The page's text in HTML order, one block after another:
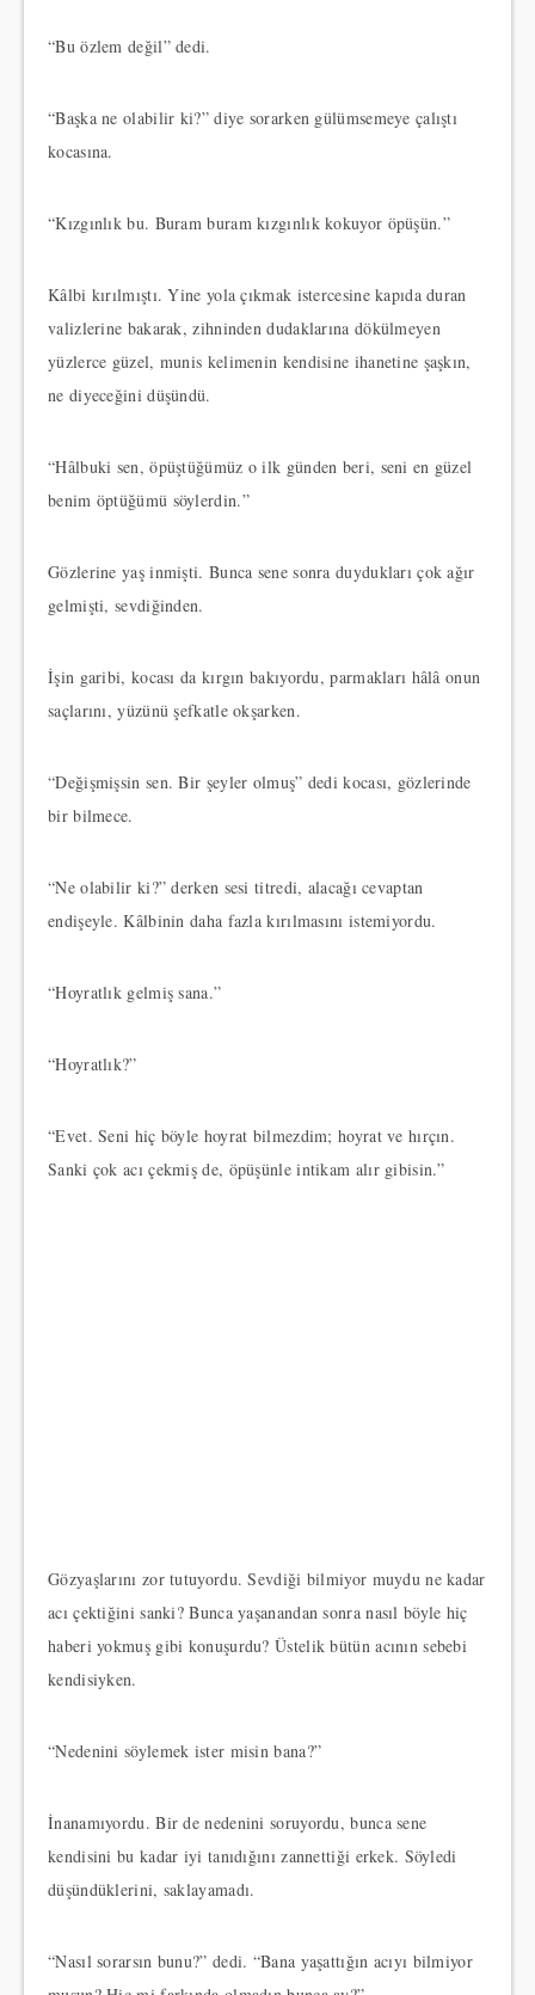
“Bu özlem değil” dedi.
“Başka ne olabilir ki?” diye sorarken gülümsemeye çalıştı
kocasına.
“Kızgınlık bu. Buram buram kızgınlık kokuyor öpüşün.”
Kâlbi kırılmıştı. Yine yola çıkmak istercesine kapıda duran
valizlerine bakarak, zihninden dudaklarına dökülmeyen
yüzlerce güzel, munis kelimenin kendisine ihanetine şaşkın,
ne diyeceğini düşündü.
“Hâlbuki sen, öpüştüğümüz o ilk günden beri, seni en güzel
benim öptüğümü söylerdin.”
Gözlerine yaş inmişti. Bunca sene sonra duydukları çok ağır
gelmişti, sevdiğinden.
İşin garibi, kocası da kırgın bakıyordu, parmakları hâlâ onun
saçlarını, yüzünü şefkatle okşarken.
“Değişmişsin sen. Bir şeyler olmuş” dedi kocası, gözlerinde
bir bilmece.
“Ne olabilir ki?” derken sesi titredi, alacağı cevaptan
endişeyle. Kâlbinin daha fazla kırılmasını istemiyordu.
“Hoyratlık gelmiş sana.”
“Hoyratlık?”
“Evet. Seni hiç böyle hoyrat bilmezdim; hoyrat ve hırçın.
Sanki çok acı çekmiş de, öpüşünle intikam alır gibisin.”
Gözyaşlarını zor tutuyordu. Sevdiği bilmiyor muydu ne kadar
acı çektiğini sanki? Bunca yaşanandan sonra nasıl böyle hiç
haberi yokmuş gibi konuşurdu? Üstelik bütün acının sebebi
kendisiyken.
“Nedenini söylemek ister misin bana?”
İnanamıyordu. Bir de nedenini soruyordu, bunca sene
kendisini bu kadar iyi tanıdığını zannettiği erkek. Söyledi
düşündüklerini, saklayamadı.
“Nasıl sorarsın bunu?” dedi. “Bana yaşattığın acıyı bilmiyor